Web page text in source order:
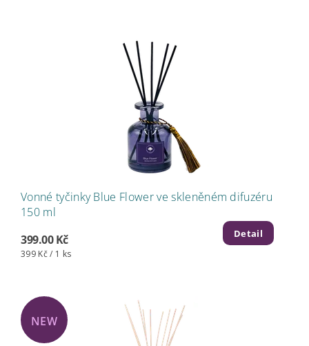
Vonné tyčinky Blue Flower ve skleněném difuzéru
150 ml
399.00 Kč
399 Kč / 1 ks
Detail
NEW